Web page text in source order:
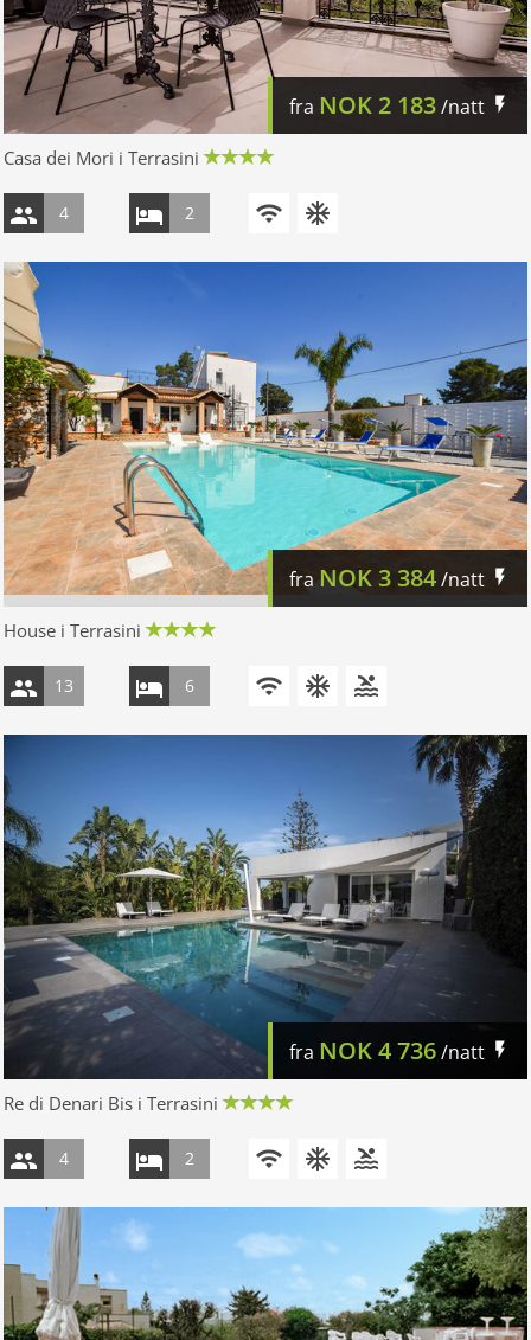
fra NOK 2 183/natt
Casa dei Mori i Terrasini
4 2
fraNOK3 384/natt
House i Terrasini
13 6
fra NOK4 736/natt
Re di Denari Bis i Terrasini
4 2